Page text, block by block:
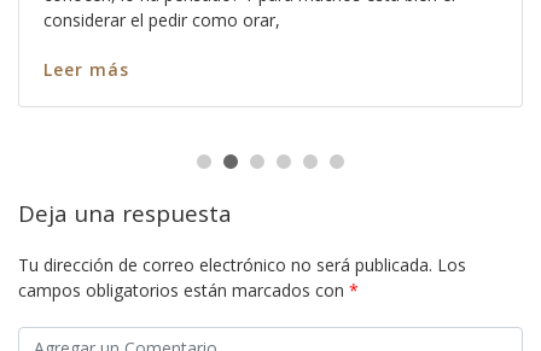
considerar el pedir como orar,
Leer más
Deja una respuesta
Tu dirección de correo electrónico no será publicada. Los
campos obligatorios están marcados con *